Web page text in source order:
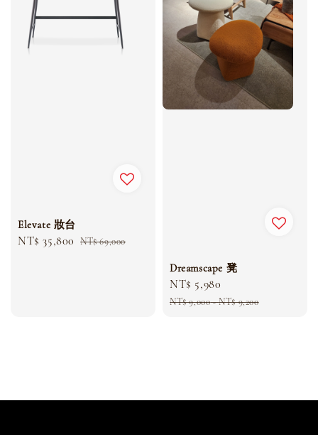
Elevate 妝台
Sale
NT$ 35,800 Regular
NT$ 69,000
Dreamscape 凳
Sale
price
NT$ 5,980
price
NT$ 9,000-NT$ 9,200